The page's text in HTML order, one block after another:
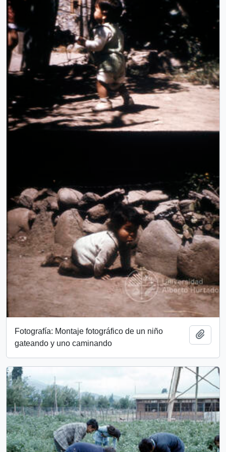
Fotografía: Montaje fotográfico de un niño
gateando y uno caminando